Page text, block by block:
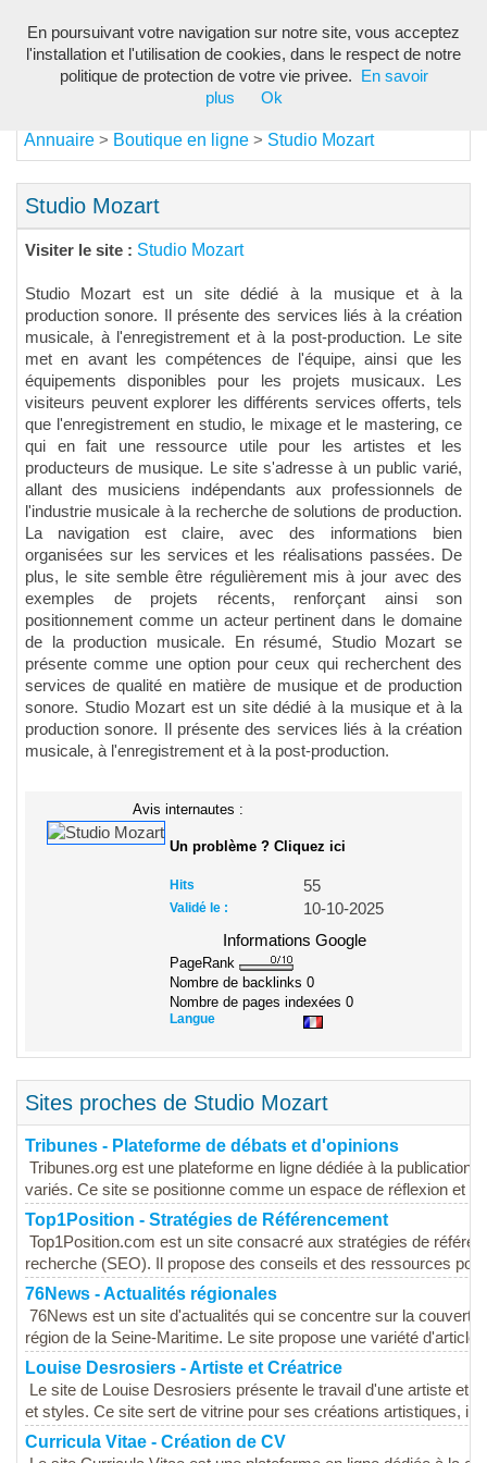
Annuaire > Boutique en ligne > Studio Mozart
Studio Mozart
Visiter le site : Studio Mozart
Studio Mozart est un site dédié à la musique et à la
production sonore. Il présente des services liés à la création
musicale, à l'enregistrement et à la post-production. Le site
met en avant les compétences de l'équipe, ainsi que les
équipements disponibles pour les projets musicaux. Les
visiteurs peuvent explorer les différents services offerts, tels
que l'enregistrement en studio, le mixage et le mastering, ce
qui en fait une ressource utile pour les artistes et les
producteurs de musique. Le site s'adresse à un public varié,
allant des musiciens indépendants aux professionnels de
l'industrie musicale à la recherche de solutions de production.
La navigation est claire, avec des informations bien
organisées sur les services et les réalisations passées. De
plus, le site semble être régulièrement mis à jour avec des
exemples de projets récents, renforçant ainsi son
positionnement comme un acteur pertinent dans le domaine
de la production musicale. En résumé, Studio Mozart se
présente comme une option pour ceux qui recherchent des
services de qualité en matière de musique et de production
sonore. Studio Mozart est un site dédié à la musique et à la
production sonore. Il présente des services liés à la création
musicale, à l'enregistrement et à la post-production.
Avis internautes :
Un problème ? Cliquez ici
Hits 55
Validé le :
10-10-2025
Informations Google
PageRank
Nombre de backlinks 0
Nombre de pages indexées 0
Langue
Sites proches de Studio Mozart
Tribunes - Plateforme de débats et d'opinions
Tribunes.org est une plateforme en ligne dédiée à la publication
variés. Ce site se positionne comme un espace de réflexion et
Top1Position - Stratégies de Référencement
Top1Position.com est un site consacré aux stratégies de
recherche (SEO). Il propose des conseils et des ressources
76News - Actualités régionales
76News est un site d'actualités qui se concentre sur la
région de la Seine-Maritime. Le site propose une variété
Louise Desrosiers - Artiste et Créatrice
Le site de Louise Desrosiers présente le travail d'une artiste et
et styles. Ce site sert de vitrine pour ses créations artistiques,
Curricula Vitae - Création de CV
En poursuivant votre navigation sur notre site, vous acceptez
l'installation et l'utilisation de cookies, dans le respect de notre
politique de protection de votre vie privee.
En savoir
plus
Ok